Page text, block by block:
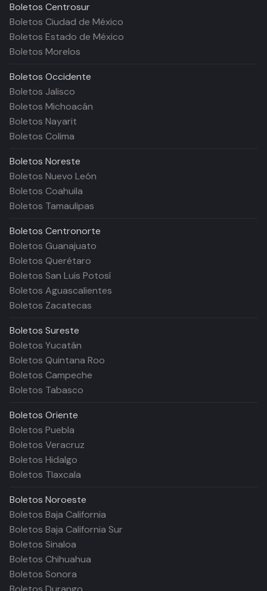
Boletos Centrosur
Boletos Ciudad de México
Boletos Estado de México
Boletos Morelos
Boletos Occidente
Boletos Jalisco
Boletos Michoacán
Boletos Nayarit
Boletos Colima
Boletos Noreste
Boletos Nuevo León
Boletos Coahuila
Boletos Tamaulipas
Boletos Centronorte
Boletos Guanajuato
Boletos Querétaro
Boletos San Luis Potosí
Boletos Aguascalientes
Boletos Zacatecas
Boletos Sureste
Boletos Yucatán
Boletos Quintana Roo
Boletos Campeche
Boletos Tabasco
Boletos Oriente
Boletos Puebla
Boletos Veracruz
Boletos Hidalgo
Boletos Tlaxcala
Boletos Noroeste
Boletos Baja California
Boletos Baja California Sur
Boletos Sinaloa
Boletos Chihuahua
Boletos Sonora